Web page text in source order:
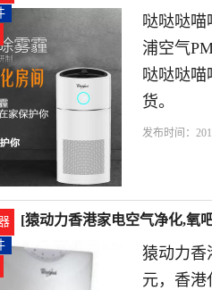
哒哒哒喵
浦空气
哒哒哒喵
货。
发布时间：
[猿动力香港家电空气净化,氧
猿动力香
元，香港